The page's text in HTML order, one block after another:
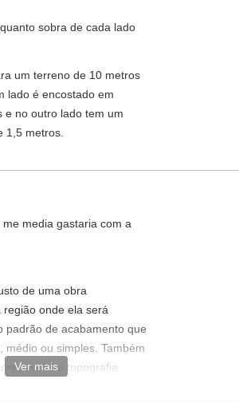
dúvida. Será um
um de nossos
sobra de cada lado
um terreno de 10 metros
lado é encostado em
e no outro lado tem um
1,5 metros.
media gastaria com a
de uma obra
onde ela será
padrão de acabamento que
médio ou simples. Também
como a topografia,
Ver mais